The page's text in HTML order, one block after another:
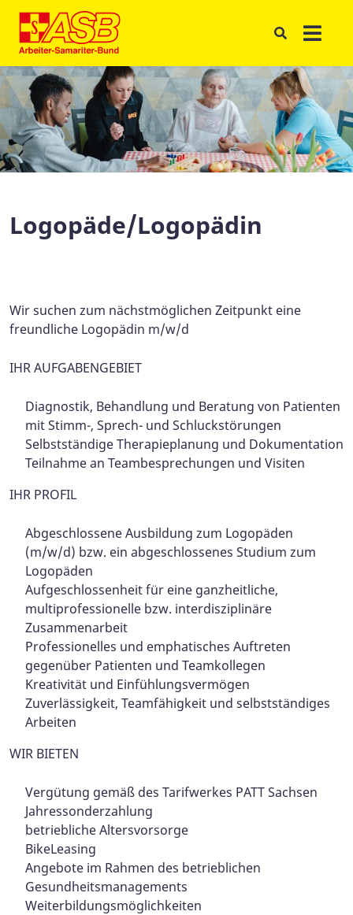
Logopäde/Logopädin
Wir suchen zum nächstmöglichen Zeitpunkt eine
freundliche Logopädin m/w/d
IHR AUFGABENGEBIET
Diagnostik, Behandlung und Beratung von Patienten
mit Stimm-, Sprech- und Schluckstörungen
Selbstständige Therapieplanung und Dokumentation
Teilnahme an Teambesprechungen und Visiten
IHR PROFIL
Abgeschlossene Ausbildung zum Logopäden
(m/w/d) bzw. ein abgeschlossenes Studium zum
Logopäden
Aufgeschlossenheit für eine ganzheitliche,
multiprofessionelle bzw. interdisziplinäre
Zusammenarbeit
Professionelles und emphatisches Auftreten
gegenüber Patienten und Teamkollegen
Kreativität und Einfühlungsvermögen
Zuverlässigkeit, Teamfähigkeit und selbstständiges
Arbeiten
WIR BIETEN
Vergütung gemäß des Tarifwerkes PATT Sachsen
Jahressonderzahlung
betriebliche Altersvorsorge
BikeLeasing
Angebote im Rahmen des betrieblichen
Gesundheitsmanagements
Weiterbildungsmöglichkeiten